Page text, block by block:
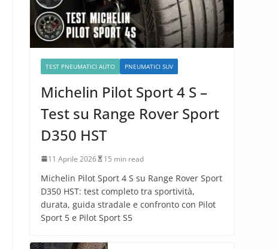
TEST PNEUMATICI AUTO PNEUMATICI SUV
Michelin Pilot Sport 4 S –
Test su Range Rover Sport
D350 HST
11 Aprile 2026 15 min read
Michelin Pilot Sport 4 S su Range Rover Sport
D350 HST: test completo tra sportività,
durata, guida stradale e confronto con Pilot
Sport 5 e Pilot Sport S5